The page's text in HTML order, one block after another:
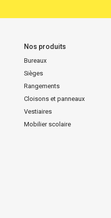
Nos produits
Bureaux
Sièges
Rangements
Cloisons et panneaux
Vestiaires
Mobilier scolaire